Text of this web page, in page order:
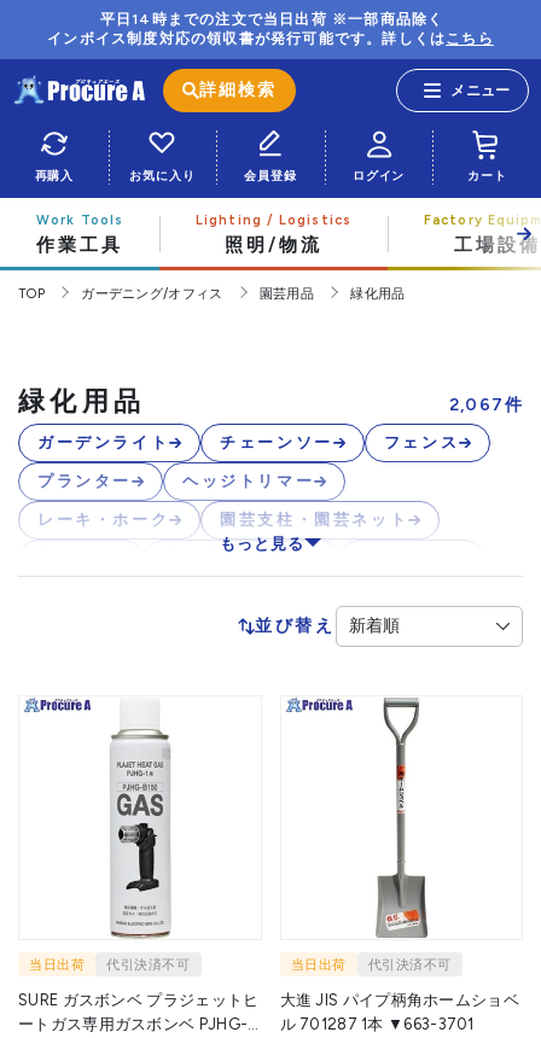
平日14時までの注文で当日出荷 ※一部商品除く
インボイス制度対応の領収書が発行可能です。詳しくはこちら
詳細検索
再購入 お気に入り 会員登録 ログイン カート
作業工具 照明/物流 工場設備
TOP ガーデニング/オフィス 園芸用品 緑化用品
緑化用品 2,067件
ガーデンライト チェーンソー フェンス
プランター ヘッジトリマー
レーキ・ホーク 園芸支柱・園芸ネット
芝刈機・芝生手入れ用品
防草シート 籠・幹巻
もっと見る
並び替え
当日出荷 代引決済不可
SURE ガスボンベ プラジェットヒ
ートガス専用ガスボンベ PJHG-
当日出荷 代引決済不可
大進 JIS パイプ柄角ホームショベ
ル 701287 1本 ▼663-3701